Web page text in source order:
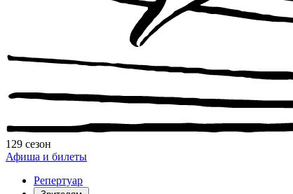
129 сезон
Афиша и билеты
Репертуар